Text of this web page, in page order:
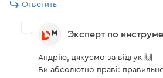
Ответить
Эксперт по
Андрію, дякуємо за відгук 🙌
Ви абсолютно праві: